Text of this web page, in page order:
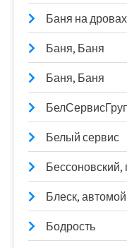
Баня на
Баня, Баня
Баня, Баня
Белый сервис
Бессоновский,
Блеск,
Бодрость